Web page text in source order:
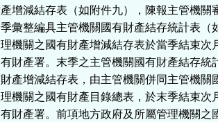
減結存表（如附件九），陳報主管機關
整編具主管機關國有財產結存統計表（
關之國有財產增減結存表於當季結束次
產署。末季之主管機關國有財產結存統
增減結存表，由主管機關併同主管機關
關之國有財產目錄總表，於末季結束次
產署。前項地方政府及所屬管理機關之